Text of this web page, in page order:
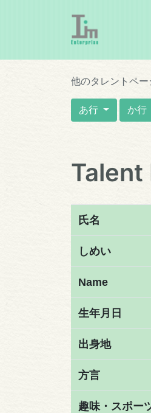
他のタレントペー
あ行 か行
Talent
氏名
しめい
Name
生年月日
出身地
方言
趣味・スポー